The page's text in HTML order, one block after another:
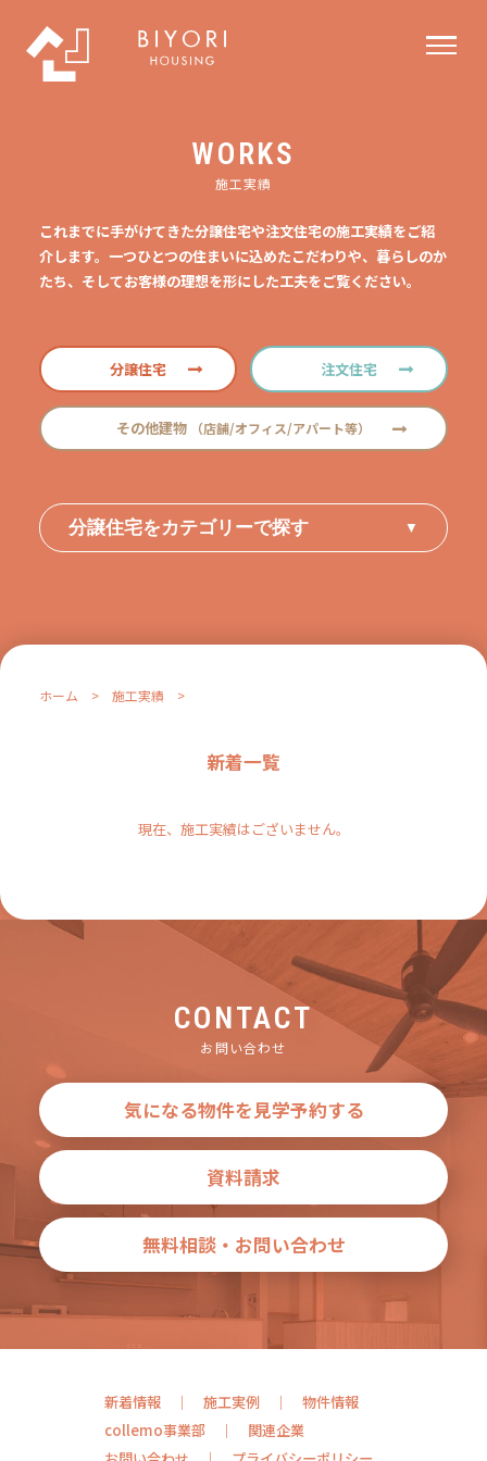
WORKS
施工実績
これまでに手がけてきた分譲住宅や注文住宅の施工実績をご紹
介します。一つひとつの住まいに込めたこだわりや、暮らしのか
たち、そしてお客様の理想を形にした工夫をご覧ください。
分譲住宅 注文住宅
その他建物 （店舗/オフィス/アパート等）
分譲住宅をカテゴリーで探す ▼
ホーム > 施工実績 >
新着一覧
現在、施工実績はございません。
CONTACT
お問い合わせ
気になる物件を見学予約する
資料請求
無料相談・お問い合わせ
新着情報 施工実例
物件情報
collemo事業部
関連企業